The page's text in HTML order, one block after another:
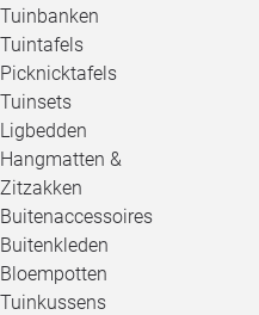
Tuinbanken
Tuintafels
Picknicktafels
Tuinsets
Ligbedden
Hangmatten &
Zitzakken
Buitenaccessoires
Buitenkleden
Bloempotten
Tuinkussens